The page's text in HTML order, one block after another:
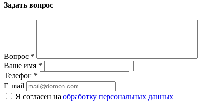
Задать вопрос
Вопрос *
Ваше имя *
Телефон *
E-mail
Я согласен на обработку персональных данных